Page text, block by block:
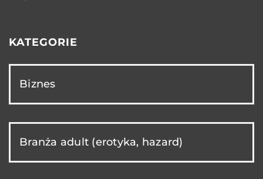
KATEGORIE
Biznes
Branża adult (erotyka, hazard)